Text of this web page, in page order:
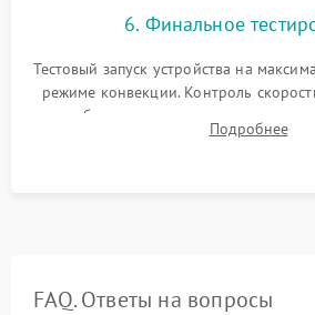
6. Финальное
Тестовый запуск устройства на
режиме конвекции. Контроль
срабатывания термостата при
температуры и тест наПодробнее
FAQ. Ответы на вопросы